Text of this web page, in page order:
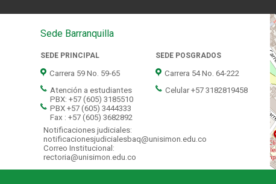
Sede Barranquilla
SEDE PRINCIPAL
Carrera 59 No. 59-65
Atención a estudiantes
PBX: +57 (605) 3185510
PBX +57 (605) 3444333
Fax : +57 (605) 3682892
Notificaciones judiciales:
notificacionesjudicialesbaq@unisimon.edu.co
Correo Institucional:
rectoria@unisimon.edu.co
SEDE POSGRADOS
Carrera 54 No. 64-222
Celular +57 3182819458